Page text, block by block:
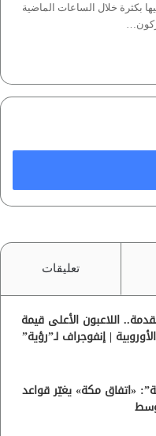
إزداد البحث عليها بكثرة خلال الساعات الماضية
تعليقات
اللاعبون الأعلى قيمة
| إنفوجراف لـ”رؤية”
«اتفاق مكة» يغيّر قواعد